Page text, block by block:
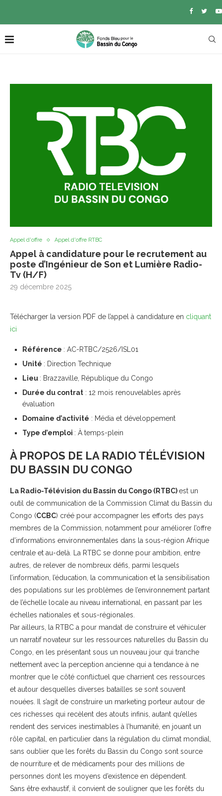
Appel d'offre Appel d'offre RTBC
Appel à candidature pour le recrutement au
poste d’Ingénieur de Son et Lumière Radio-
Tv (H/F)
29 décembre 2025
Télécharger la version PDF de l’appel à candidature en cliquant
ici
Référence : AC-RTBC/2526/ISL01
Unité : Direction Technique
Lieu : Brazzaville, République du Congo
Durée du contrat : 12 mois renouvelables après
évaluation
Domaine d’activité : Média et développement
Type d’emploi : À temps-plein
À PROPOS DE LA RADIO TÉLÉVISION
DU BASSIN DU CONGO
La Radio-Télévision du Bassin du Congo (RTBC)est un
outil de communication de la Commission Climat du Bassin du
Congo (CCBC) créé pour accompagner les efforts des pays
membres de la Commission, notamment pour améliorer l’offre
d’informations environnementales dans la sous-région Afrique
centrale et au-delà. La RTBC se donne pour ambition, entre
autres, de relever de nombreux défis, parmi lesquels
l’information, l’éducation, la communication et la sensibilisation
des populations sur les problèmes de l’environnement partant
de l’échelle locale au niveau international, en passant par les
échelles nationales et sous-régionales.
Par ailleurs, la RTBC a pour mandat de construire et véhiculer
un narratif novateur sur les ressources naturelles du Bassin du
Congo, en les présentant sous un nouveau jour qui tranche
nettement avec la perception ancienne qui a tendance à ne
montrer que le côté conflictuel que charrient ces ressources
et autour desquelles diverses batailles se sont souvent
nouées. Il s’agit de construire un marketing porteur autour de
ces richesses qui recèlent des atouts infinis, autant qu’elles
rendent des services inestimables à l’humanité, en jouant un
rôle capital, en particulier dans la régulation du climat mondial,
sans oublier que les forêts du Bassin du Congo sont source
de nourriture et de médicaments pour des millions de
personnes dont les moyens d’existence en dépendent.
Sans être exhaustif, il convient de souligner que les forêts du